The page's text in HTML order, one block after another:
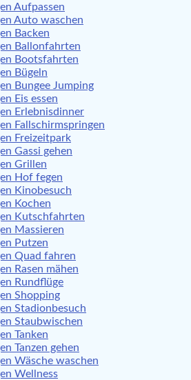
Aufpassen
Auto waschen
Backen
Ballonfahrten
Bootsfahrten
Bügeln
Bungee Jumping
Eis essen
Erlebnisdinner
Fallschirmspringen
Freizeitpark
Gassi gehen
Grillen
Hof fegen
Kinobesuch
Kochen
Kutschfahrten
Massieren
Putzen
Quad fahren
Rasen mähen
Rundflüge
Shopping
Stadionbesuch
Staubwischen
Tanken
Tanzen gehen
Wäsche waschen
Wellness